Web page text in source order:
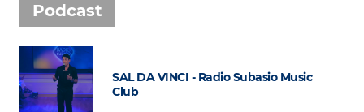
Podcast
SAL DA VINCI - Radio Subasio Music
Club